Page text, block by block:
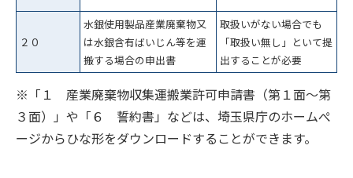
２０
水銀使用製品産業廃棄物又
は水銀含有ばいじん等を運
搬する場合の申出書
取扱いがない場合でも
「取扱い無し」といて提
出することが必要
※「１ 産業廃棄物収集運搬業許可申請書（第１面～第
３面）」や「６ 誓約書」などは、埼玉県庁のホームぺ
ージからひな形をダウンロードすることができます。